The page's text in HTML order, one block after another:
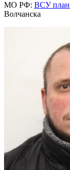
МО РФ: ВСУ
Волчанска